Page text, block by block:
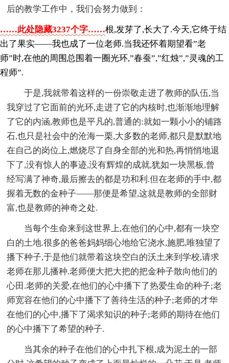
后的教学工作中，我们会努力做到：
……此处隐藏3237个字……根,发芽了,长大了.今天,它终于结
出了果实——我也成了一位老师.当我还怀着期望看”老
师”时,在他的周围总围着一圈光环,”春蚕”,”红烛”,”灵魂的工
程师”.
于是,我就带着这样的一份崇敬走进了教师的队伍,当
我穿过了它面前的光环,走进了它的内核时,也渐渐地理解
了它的内涵,教师也是平凡的,普通的:就如一颗小小的铺路
石,也只是社会中的沧海一栗,大多数的老师,都只是默默地
在自己的岗位上,燃烧尽了自身全部的光和热,再悄悄地退
下了,没有惊人的事迹,没有辉煌的成就,犹如一块黑板,曾
经写满了神奇,最后擦去的都是功和利.但在老师的手中,都
握着无数的金种子——那便是希望,这就是教师的全部财
富,也是教师的神奇之处.
当每个生命来到这世界上,在他们的心中,都有一块空
白的土地.很多的爸爸妈妈细心地给它浇水,施肥,唯独望了
播下种子,于是他们就带着这块空白的沃土来到学校,请求
老师在那儿播种.老师便大把大把的把金种子散向他们的
心田.老师的关爱,在他们的心中播下了热爱生命的种子;老
师宽容在他们的心中播下了善待生活的种子;老师的才华
在他们的心中,播下了渴求知识的种子;老师的期待在他们
的心中播下了希望的种子.
当其余的种子在他们的心中扎下根,成为泥土的一部